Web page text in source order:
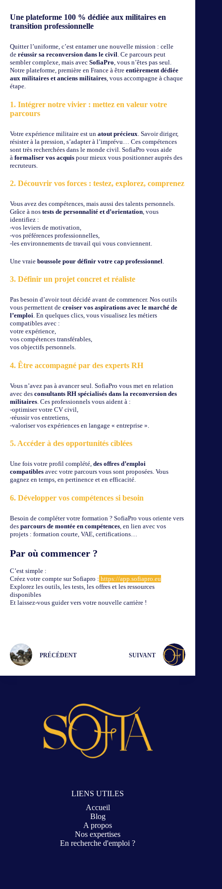
Une plateforme 100 % dédiée aux militaires en
transition professionnelle
Quitter l’uniforme, c’est entamer une nouvelle mission : celle
de réussir sa reconversion dans le civil. Ce parcours peut
sembler complexe, mais avec SofiaPro, vous n’êtes pas seul.
Notre plateforme, première en France à être entièrement dédiée
aux militaires et anciens militaires, vous accompagne à chaque
étape.
1. Intégrer notre vivier : mettez en valeur votre
parcours
Votre expérience militaire est un atout précieux . Savoir diriger,
résister à la pression, s’adapter à l’imprévu… Ces compétences
sont très recherchées dans le monde civil. SofiaPro vous aide
à formaliser vos acquis pour mieux vous positionner auprès des
recruteurs.
2. Découvrir vos forces : testez, explorez, comprenez
Vous avez des compétences, mais aussi des talents personnels.
Grâce à nos tests de personnalité et d’orientation, vous
identifiez :
-vos leviers de motivation,
-vos préférences professionnelles,
-les environnements de travail qui vous conviennent.
Une vraie boussole pour définir votre cap professionnel
3. Définir un projet concret et réaliste
Pas besoin d’avoir tout décidé avant de commencer. Nos outils
vous permettent de croiser vos aspirations avec le marché de
l’emploi. En quelques clics, vous visualisez les métiers
compatibles avec :
votre expérience,
vos compétences transférables,
vos objectifs personnels.
4. Être accompagné par des experts RH
Vous n’avez pas à avancer seul. SofiaPro vous met en relation
avec des consultants RH spécialisés dans la reconversion des
militaires . Ces professionnels vous aident à :
-optimiser votre CV civil,
-réussir vos entretiens,
-valoriser vos expériences en langage « entreprise ».
5. Accéder à des opportunités ciblées
Une fois votre profil complété, des offres d’emploi
compatibles avec votre parcours vous sont proposées. Vous
gagnez en temps, en pertinence et en efficacité.
6. Développer vos compétences si besoin
Besoin de compléter votre formation ? SofiaPro vous oriente vers
des parcours de montée en compétences , en lien avec vos
projets : formation courte, VAE, certifications…
Par où commencer ?
C’est simple :
Créez votre compte sur Sofiapro : https://app.sofiapro.eu
Explorez les outils, les tests, les offres et les ressources
disponibles
Et laissez-vous guider vers votre nouvelle carrière !
PRÉCÉDENT SUIVANT
LIENS UTILES
Accueil
Blog
A propos
Nos expertises
En recherche d'emploi ?